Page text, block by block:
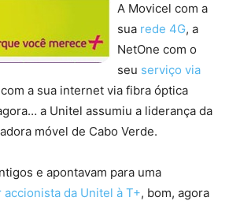
A Movicel com a
sua rede 4G, a
NetOne com o
seu serviço via
a sua internet via fibra óptica
a Unitel assumiu a liderança da
móvel de Cabo Verde.
e apontavam para uma
accionista da Unitel à T+, bom, agora